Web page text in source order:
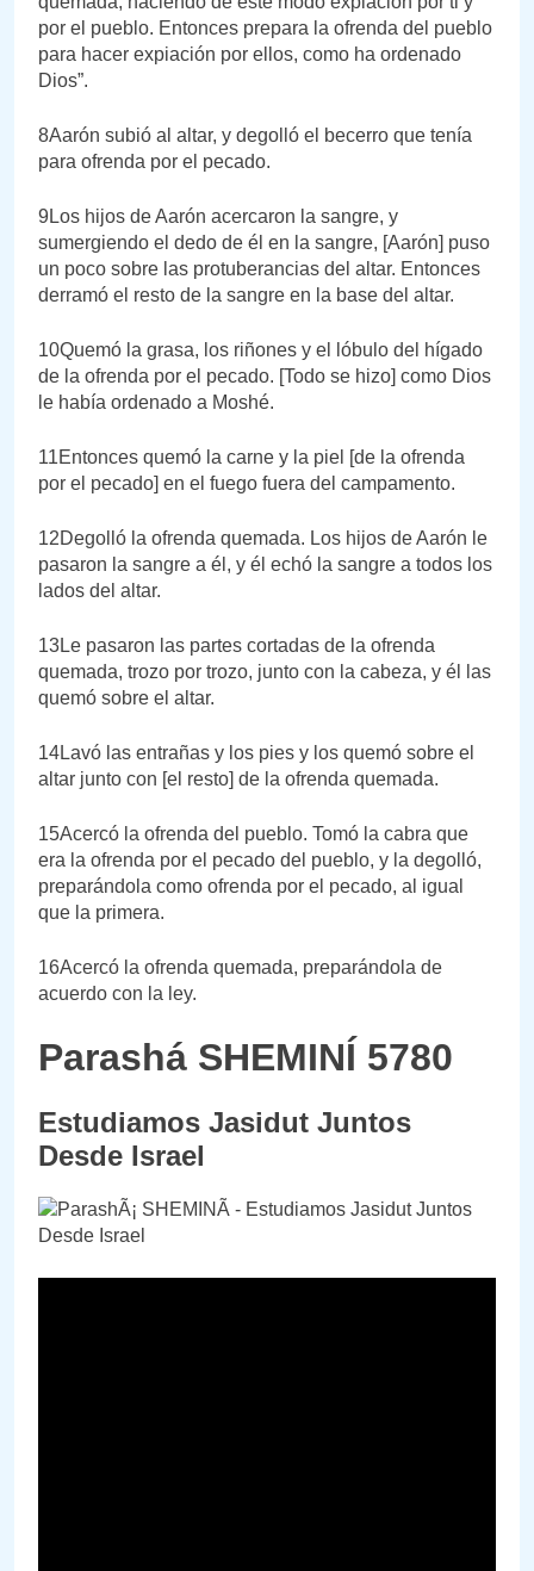
por el pueblo. Entonces prepara la ofrenda del pueblo
para hacer expiación por ellos, como ha ordenado
Dios”.
8Aarón subió al altar, y degolló el becerro que tenía
para ofrenda por el pecado.
9Los hijos de Aarón acercaron la sangre, y
sumergiendo el dedo de él en la sangre, [Aarón] puso
un poco sobre las protuberancias del altar. Entonces
derramó el resto de la sangre en la base del altar.
10Quemó la grasa, los riñones y el lóbulo del hígado
de la ofrenda por el pecado. [Todo se hizo] como Dios
le había ordenado a Moshé.
11Entonces quemó la carne y la piel [de la ofrenda
por el pecado] en el fuego fuera del campamento.
12Degolló la ofrenda quemada. Los hijos de Aarón le
pasaron la sangre a él, y él echó la sangre a todos los
lados del altar.
13Le pasaron las partes cortadas de la ofrenda
quemada, trozo por trozo, junto con la cabeza, y él las
quemó sobre el altar.
14Lavó las entrañas y los pies y los quemó sobre el
altar junto con [el resto] de la ofrenda quemada.
15Acercó la ofrenda del pueblo. Tomó la cabra que
era la ofrenda por el pecado del pueblo, y la degolló,
preparándola como ofrenda por el pecado, al igual
que la primera.
16Acercó la ofrenda quemada, preparándola de
acuerdo con la ley.
Parashá SHEMINÍ 5780
Estudiamos Jasidut Juntos
Desde Israel